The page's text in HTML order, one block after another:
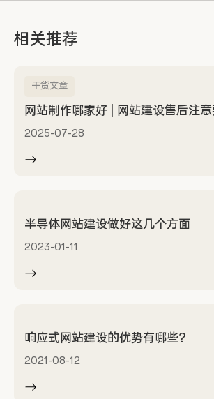
相关推荐
干货文章
网站制作哪家好 | 网站建设售后注
2025-07-28
半导体网站建设做好这几个方面
2023-01-11
响应式网站建设的优势有哪些？
2021-08-12